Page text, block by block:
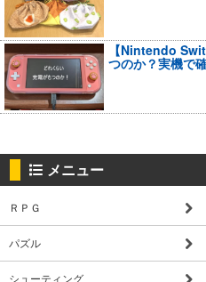
【Nintendo
つのか？実機で
メニュー
ＲＰＧ
パズル
シューティング